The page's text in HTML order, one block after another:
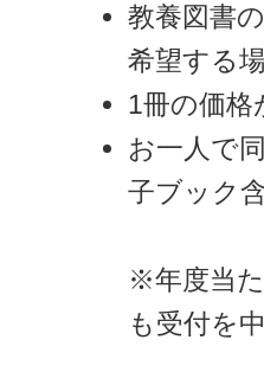
教養図書
希望する
1冊の価格
お一人で
子ブック
※年度当
も受付を